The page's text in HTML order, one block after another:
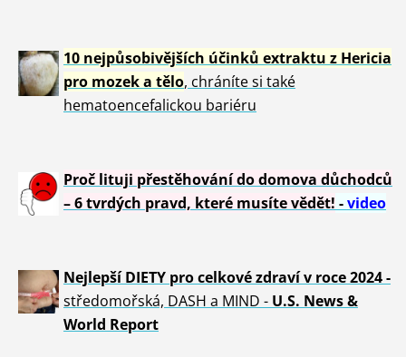
10 nejpůsobivějších účinků extraktu z Hericia
pro mozek a tělo, chráníte si také
hematoencefalickou bariéru
Proč lituji přestěhování do domova důchodců
– 6 tvrdých pravd, které musíte vědět! -video
Nejlepší DIETY pro celkové zdraví v roce 2024 -
středomořská, DASH a MIND - U.S. News &
World Report